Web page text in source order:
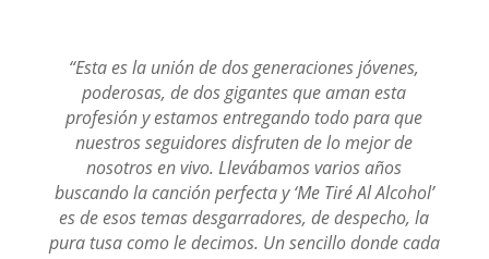
“Esta es la unión de dos generaciones jóvenes,
poderosas, de dos gigantes que aman esta
profesión y estamos entregando todo para que
nuestros seguidores disfruten de lo mejor de
nosotros en vivo. Llevábamos varios años
buscando la canción perfecta y ‘Me Tiré Al Alcohol’
es de esos temas desgarradores, de despecho, la
pura tusa como le decimos. Un sencillo donde cada